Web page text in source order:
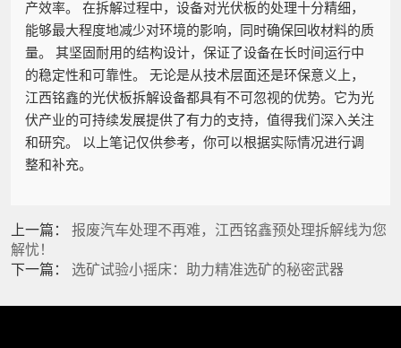
产效率。 在拆解过程中，设备对光伏板的处理十分精细，
能够最大程度地减少对环境的影响，同时确保回收材料的质
量。 其坚固耐用的结构设计，保证了设备在长时间运行中
的稳定性和可靠性。 无论是从技术层面还是环保意义上，
江西铭鑫的光伏板拆解设备都具有不可忽视的优势。它为光
伏产业的可持续发展提供了有力的支持，值得我们深入关注
和研究。 以上笔记仅供参考，你可以根据实际情况进行调
整和补充。
上一篇： 报废汽车处理不再难，江西铭鑫预处理拆解线为您
解忧！
下一篇： 选矿试验小摇床：助力精准选矿的秘密武器